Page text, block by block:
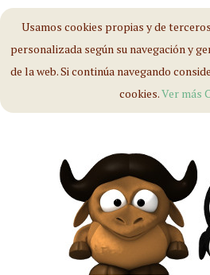
Usamos cookies propias y de
personalizada según su navegación y
de la web. Si continúa navegando
cookies.Ver más